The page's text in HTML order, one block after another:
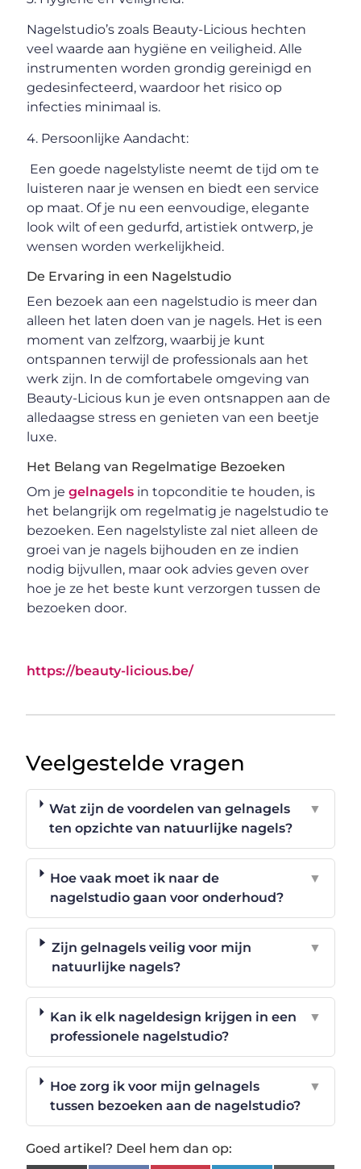
Nagelstudio’s zoals Beauty-Licious hechten
veel waarde aan hygiëne en veiligheid. Alle
instrumenten worden grondig gereinigd en
gedesinfecteerd, waardoor het risico op
infecties minimaal is.
4. Persoonlijke Aandacht:
Een goede nagelstyliste neemt de tijd om te
luisteren naar je wensen en biedt een service
op maat. Of je nu een eenvoudige, elegante
look wilt of een gedurfd, artistiek ontwerp, je
wensen worden werkelijkheid.
De Ervaring in een Nagelstudio
Een bezoek aan een nagelstudio is meer dan
alleen het laten doen van je nagels. Het is een
moment van zelfzorg, waarbij je kunt
ontspannen terwijl de professionals aan het
werk zijn. In de comfortabele omgeving van
Beauty-Licious kun je even ontsnappen aan de
alledaagse stress en genieten van een beetje
luxe.
Het Belang van Regelmatige Bezoeken
Om jegelnagels in topconditie te houden, is
het belangrijk om regelmatig je nagelstudio te
bezoeken. Een nagelstyliste zal niet alleen de
groei van je nagels bijhouden en ze indien
nodig bijvullen, maar ook advies geven over
hoe je ze het beste kunt verzorgen tussen de
bezoeken door.
https://beauty-licious.be/
Veelgestelde vragen
Wat zijn de voordelen van gelnagels
ten opzichte van natuurlijke nagels?
▼
Hoe vaak moet ik naar de
nagelstudio gaan voor onderhoud?
▼
Zijn gelnagels veilig voor mijn
natuurlijke nagels?
▼
Kan ik elk nageldesign krijgen in een
professionele nagelstudio?
▼
Hoe zorg ik voor mijn gelnagels
tussen bezoeken aan de nagelstudio?
▼
Goed artikel? Deel hem dan op: